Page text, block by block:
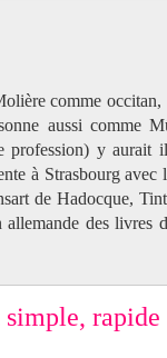
comme
aussi comme
profession) y aurait
à Strasbourg avec
de Hadocque,
des livres